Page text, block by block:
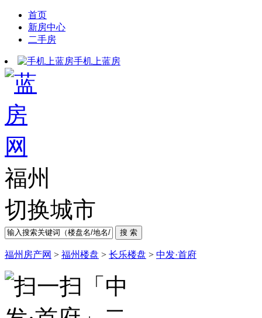
首页
新房中心
二手房
手机上蓝房
福州
切换城市
福州房产网 > 福州楼盘 > 长乐楼盘 > 中发·首府